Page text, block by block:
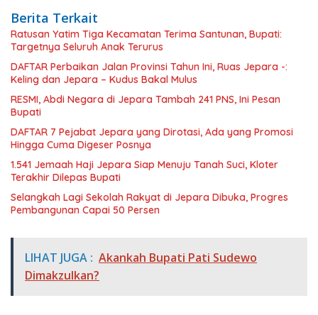
Berita Terkait
Ratusan Yatim Tiga Kecamatan Terima Santunan, Bupati:
Targetnya Seluruh Anak Terurus
DAFTAR Perbaikan Jalan Provinsi Tahun Ini, Ruas Jepara -:
Keling dan Jepara – Kudus Bakal Mulus
RESMI, Abdi Negara di Jepara Tambah 241 PNS, Ini Pesan
Bupati
DAFTAR 7 Pejabat Jepara yang Dirotasi, Ada yang Promosi
Hingga Cuma Digeser Posnya
1.541 Jemaah Haji Jepara Siap Menuju Tanah Suci, Kloter
Terakhir Dilepas Bupati
Selangkah Lagi Sekolah Rakyat di Jepara Dibuka, Progres
Pembangunan Capai 50 Persen
LIHAT JUGA : Akankah Bupati Pati Sudewo
Dimakzulkan?